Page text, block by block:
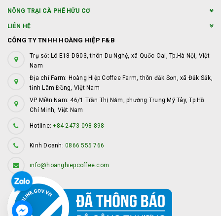
NÔNG TRẠI CÀ PHÊ HỮU CƠ
LIÊN HỆ
CÔNG TY TNHH HOÀNG HIỆP F&B
Trụ sở: Lô E18-DG03, thôn Du Nghệ, xã Quốc Oai, Tp.Hà Nội, Việt
Nam
Địa chỉ Farm: Hoàng Hiệp Coffee Farm, thôn đắk Sơn, xã Đắk Sắk,
tỉnh Lâm Đồng, Việt Nam
VP Miền Nam: 46/1 Trần Thị Năm, phường Trung Mỹ Tây, Tp.Hồ
Chí Minh, Việt Nam
Hotline:+84 2473 098 898
Kinh Doanh: 0866 555 766
info@hoanghiepcoffee.com